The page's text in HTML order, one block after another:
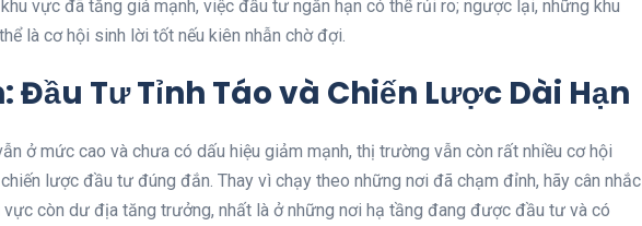
vực đã tăng giá mạnh, việc đầu tư ngắn hạn có thể rủi ro; ngược lại, những khu
là cơ hội sinh lời tốt nếu kiên nhẫn chờ đợi.
Đầu Tư Tỉnh Táo và Chiến Lược Dài Hạn
ở mức cao và chưa có dấu hiệu giảm mạnh, thị trường vẫn còn rất nhiều cơ hội
lược đầu tư đúng đắn. Thay vì chạy theo những nơi đã chạm đỉnh, hãy cân nhắc
còn dư địa tăng trưởng, nhất là ở những nơi hạ tầng đang được đầu tư và có